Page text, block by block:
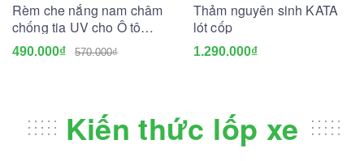
Rèm che nắng nam châm
chống tia UV cho Ô tô
(May đo theo xe)
490.000₫ 570.000₫
Thảm nguyên sinh KATA
lót cốp
1.290.000₫
Kiến thức lốp xe